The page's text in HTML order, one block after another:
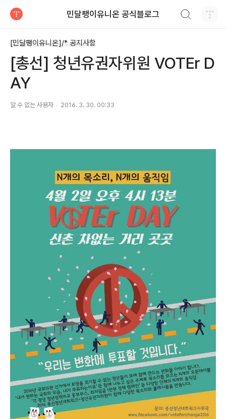
민달팽이유니온 공식블로그
[민달팽이유니온]/* 공지사항
[총선] 청년유권자위원 VOTEr D
AY
알 수 없는 사용자 2016. 3. 30. 00:33